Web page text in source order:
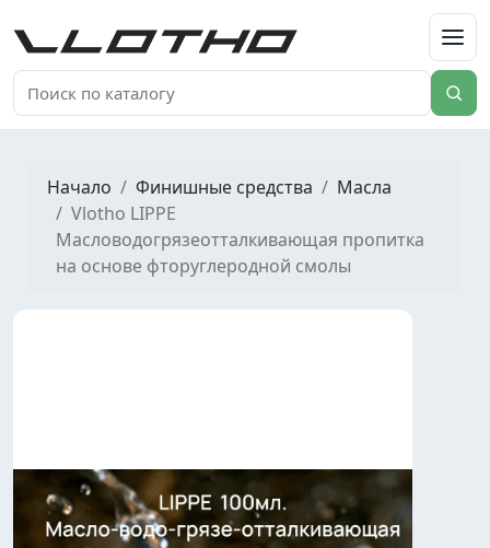
VLOTHO
Начало Финишные средства
Масла
Vlotho LIPPE
Масловодогрязеотталкивающая пропитка
на основе фторуглеродной смолы